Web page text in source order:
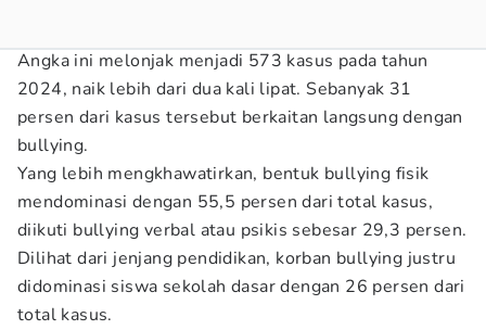
Angka ini melonjak menjadi 573 kasus pada tahun
2024, naik lebih dari dua kali lipat. Sebanyak 31
persen dari kasus tersebut berkaitan langsung dengan
bullying.
Yang lebih mengkhawatirkan, bentuk bullying fisik
mendominasi dengan 55,5 persen dari total kasus,
diikuti bullying verbal atau psikis sebesar 29,3 persen.
Dilihat dari jenjang pendidikan, korban bullying justru
didominasi siswa sekolah dasar dengan 26 persen dari
total kasus.